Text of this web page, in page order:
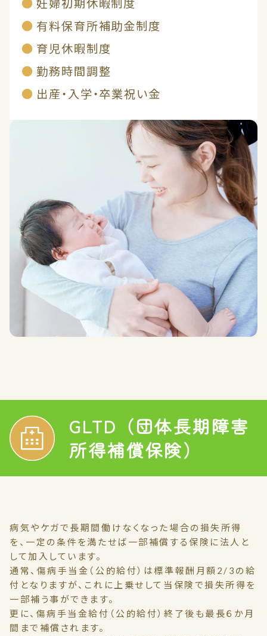
妊婦初期休暇制度
有料保育所補助金制度
育児休暇制度
勤務時間調整
出産・入学・卒業祝い金
GLTD（団体長期障害
所得補償保険）
病気やケガで長期間働けなくなった場合の損失所得
を、一定の条件を満たせば一部補償する保険に法人と
して加入しています。
通常、傷病手当金（公的給付）は標準報酬月額2/3の給
付となりますが、これに上乗せして当保険で損失所得を
一部補う事ができます。
更に、傷病手当金給付（公的給付）終了後も最長６か月
間まで補償されます。